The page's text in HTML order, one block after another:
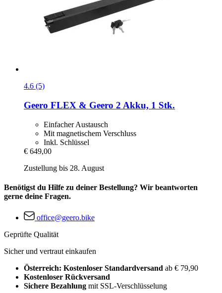
4.6 (5)
Geero FLEX & Geero 2 Akku, 1 Stk.
Einfacher Austausch
Mit magnetischem Verschluss
Inkl. Schlüssel
€ 649,00
Zustellung bis 28. August
Benötigst du Hilfe zu deiner Bestellung? Wir beantworten
gerne deine Fragen.
office@geero.bike
Geprüfte Qualität
Sicher und vertraut einkaufen
Österreich: Kostenloser Standardversand ab € 79,90
Kostenloser Rückversand
Sichere Bezahlung mit SSL-Verschlüsselung